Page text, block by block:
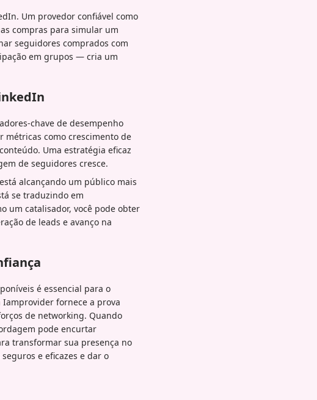
Um provedor confiável como
compras para simular um
seguidores comprados com
em grupos — cria um
chave de desempenho
métricas como crescimento de
Uma estratégia eficaz
de seguidores cresce.
alcançando um público mais
se traduzindo em
um catalisador, você pode obter
de leads e avanço na
é essencial para o
fornece a prova
de networking. Quando
pode encurtar
transformar sua presença no
e eficazes e dar o